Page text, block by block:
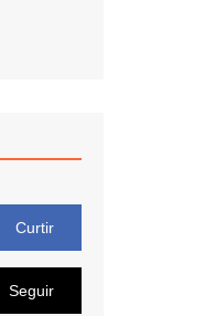
Curtir
Seguir